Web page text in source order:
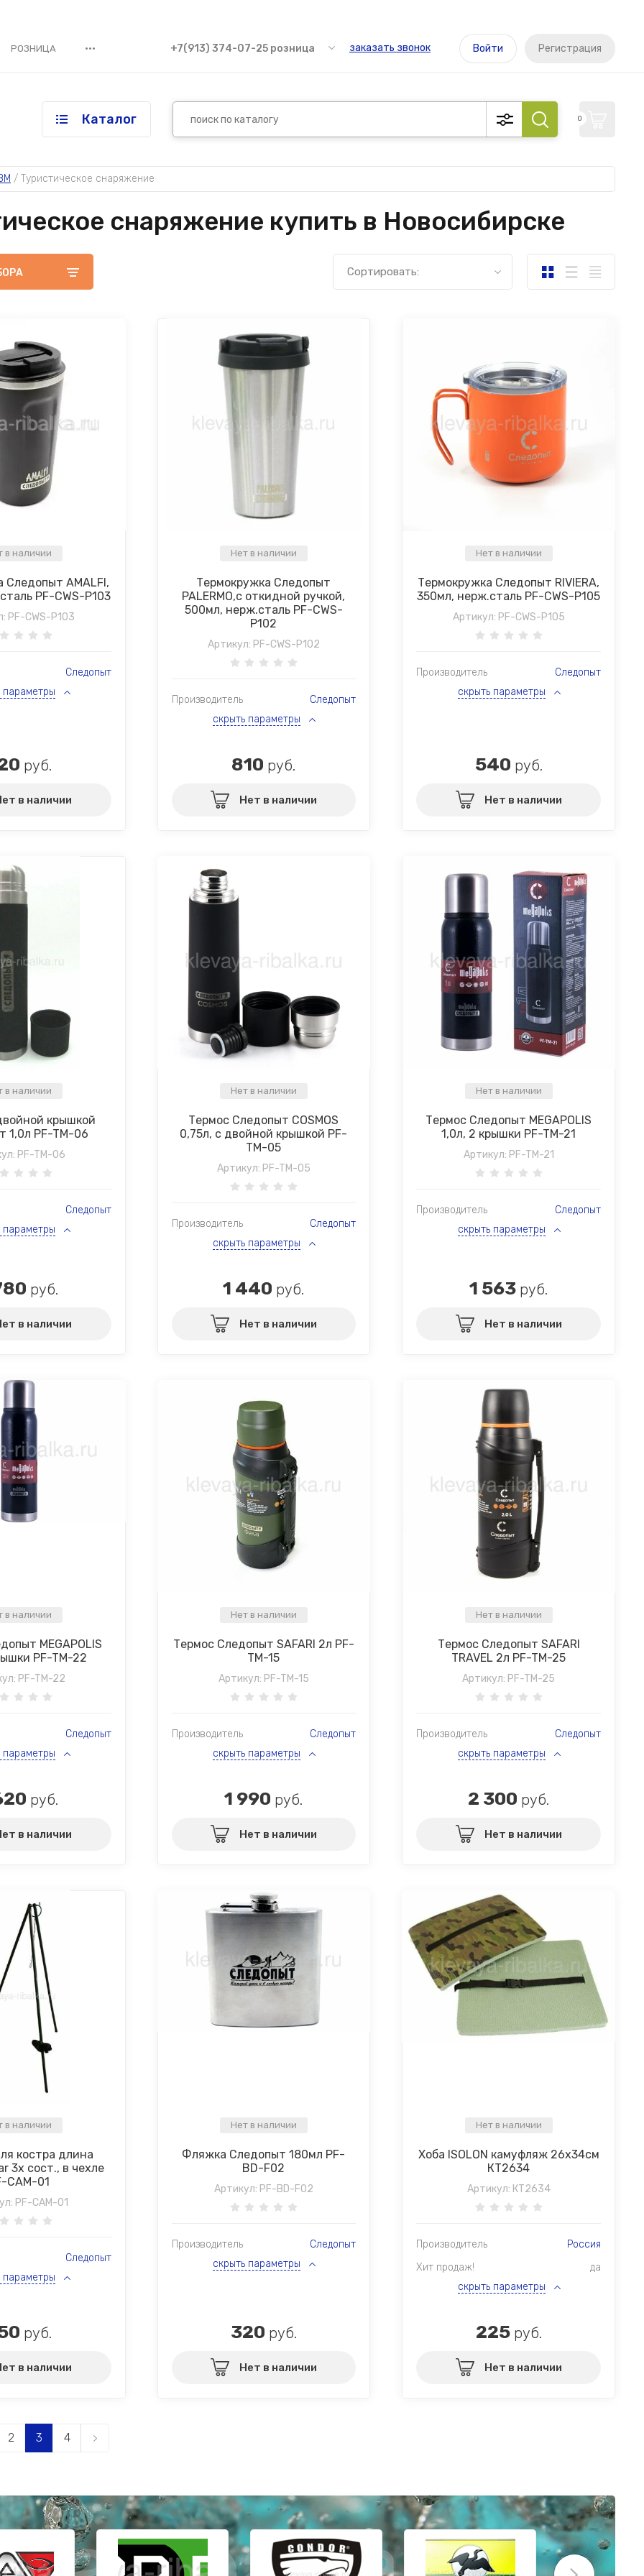
РОЗНИЦА ••• +7(913) 374-07-25 розница заказать звонок Войти Регистрация
Каталог 0
/ Туристическое снаряжение
снаряжение купить в Новосибирске
Сортировать:
в наличии
Следопыт AMALFI,
PF-CWS-P103
PF-CWS-P103
Следопыт
параметры
руб.
в наличии
Нет в наличии
Термокружка Следопыт
PALERMO,с откидной ручкой,
500мл, нерж.сталь PF-CWS-
P102
Артикул: PF-CWS-P102
Производитель
Следопыт
скрыть параметры
810 руб.
Нет в наличии
Нет в наличии
Термокружка Следопыт RIVIERA,
350мл, нерж.сталь PF-CWS-P105
Артикул: PF-CWS-P105
Производитель
Следопыт
скрыть параметры
540 руб.
Нет в наличии
в наличии
крышкой
1,0л PF-TM-06
PF-TM-06
Следопыт
параметры
руб.
в наличии
Нет в наличии
Термос Следопыт COSMOS
0,75л, с двойной крышкой PF-
TM-05
Артикул: PF-TM-05
Производитель
Следопыт
скрыть параметры
1 440 руб.
Нет в наличии
Нет в наличии
Термос Следопыт MEGAPOLIS
1,0л, 2 крышки PF-TM-21
Артикул: PF-TM-21
Производитель
Следопыт
скрыть параметры
1 563 руб.
Нет в наличии
в наличии
MEGAPOLIS
PF-TM-22
PF-TM-22
Следопыт
параметры
руб.
в наличии
Нет в наличии
Термос Следопыт SAFARI 2л PF-
TM-15
Артикул: PF-TM-15
Производитель
Следопыт
скрыть параметры
1 990 руб.
Нет в наличии
Нет в наличии
Термос Следопыт SAFARI
TRAVEL 2л PF-TM-25
Артикул: PF-TM-25
Производитель
Следопыт
скрыть параметры
2 300 руб.
Нет в наличии
в наличии
костра длина
3х сост., в чехле
CAM-01
PF-CAM-01
Следопыт
параметры
руб.
в наличии
Нет в наличии
Фляжка Следопыт 180мл PF-
BD-F02
Артикул: PF-BD-F02
Производитель
Следопыт
скрыть параметры
320 руб.
Нет в наличии
Нет в наличии
Хоба ISOLON камуфляж 26х34см
КТ2634
Артикул: КТ2634
Производитель
Россия
Хит продаж!
да
скрыть параметры
225руб.
Нет в наличии
2 3 4